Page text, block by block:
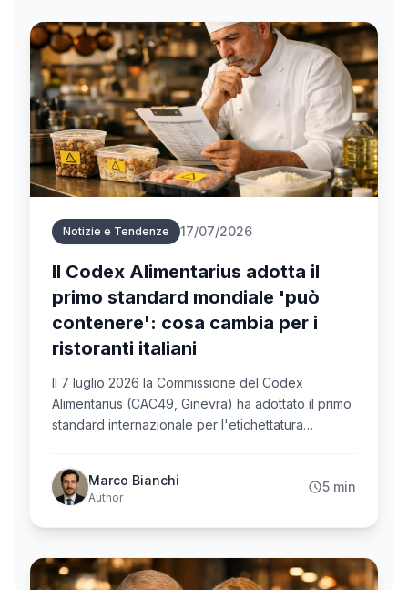
Notizie e Tendenze 17/07/2026
Il Codex Alimentarius adotta il
primo standard mondiale 'può
contenere': cosa cambia per i
ristoranti italiani
Il 7 luglio 2026 la Commissione del Codex
Alimentarius (CAC49, Ginevra) ha adottato il primo
standard internazionale per l'etichettatura
all'uso arbitrario del 'può contenere'. L'UE
prevede di adottare regole armonizzate entro il
Q4 2027. Per i ristoranti italiani — già soggetti al
Reg. UE 1169/2011 e al D.Lgs. 231/2017 — il segnale
per ogni piatto è destinata a diventare il minimo
Marco Bianchi
Author
5 min